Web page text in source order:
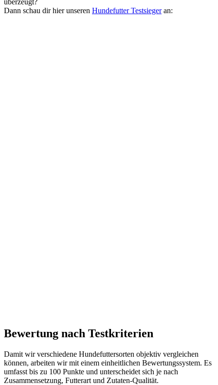
Dann schau dir hier unseren Hundefutter Testsiegeran:
Bewertung nach Testkriterien
Damit wir verschiedene Hundefuttersorten objektiv vergleichen
können, arbeiten wir mit einem einheitlichen Bewertungssystem. Es
umfasst bis zu 100 Punkte und unterscheidet sich je nach
Zusammensetzung, Futterart und Zutaten-Qualität.